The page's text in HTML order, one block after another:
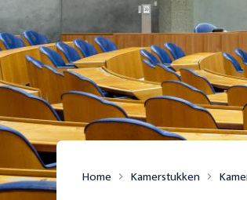
Home Kamerstukken